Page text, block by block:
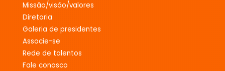
missão/visão/valores
diretoria
galeria de presidentes
associe-se
rede de talentos
fale conosco